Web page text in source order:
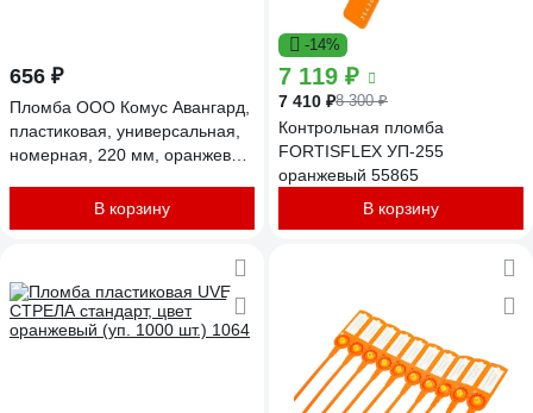
656 ₽
Пломба ООО Комус Авангард,
пластиковая, универсальная,
номерная, 220 мм, оранжевая,
В корзину
-14%
7 119 ₽
7 410 ₽8 300 ₽
Контрольная пломба
FORTISFLEX УП-255
оранжевый 55865
В корзину